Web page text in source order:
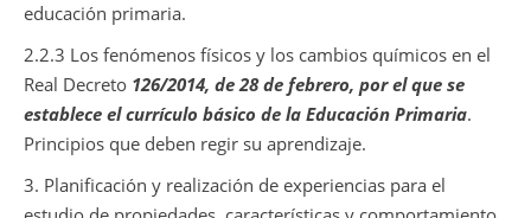
educación primaria.
2.2.3 Los fenómenos físicos y los cambios químicos en el
Real Decreto 126/2014, de 28 de febrero, por el que se
establece el currículo básico de la Educación Primaria.
Principios que deben regir su aprendizaje.
3. Planificación y realización de experiencias para el